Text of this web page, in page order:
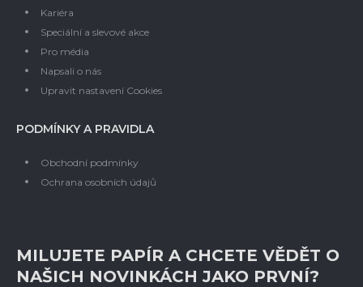
Kariéra
Speciální a slevové akce
Pro média
Napsali o nás
Upravit nastavení Cookies
PODMÍNKY A PRAVIDLA
Obchodní podmínky
Ochrana osobních údajů
MILUJETE PAPÍR A CHCETE VĚDĚT O
NAŠICH NOVINKÁCH JAKO PRVNÍ?